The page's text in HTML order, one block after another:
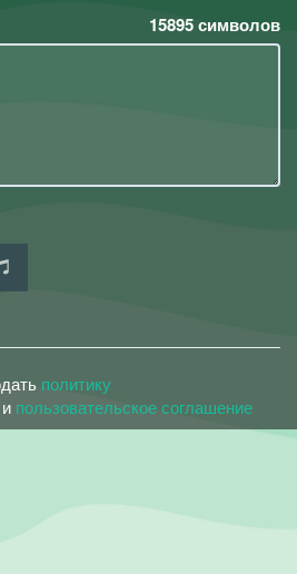
15895символов
политику
и пользовательское соглашение